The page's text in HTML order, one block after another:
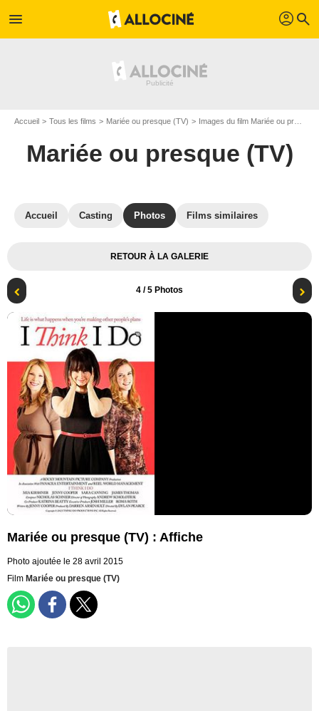
menu profil search
Accueil Tous les films Mariée ou presque (TV) Images du film Mariée ou presque (TV)
Mariée ou presque (TV)
Accueil Casting Photos Films similaires
RETOUR À LA GALERIE
4 / 5 Photos
Mariée ou presque (TV) : Affiche
Photo ajoutée le 28 avril 2015
Film Mariée ou presque (TV)